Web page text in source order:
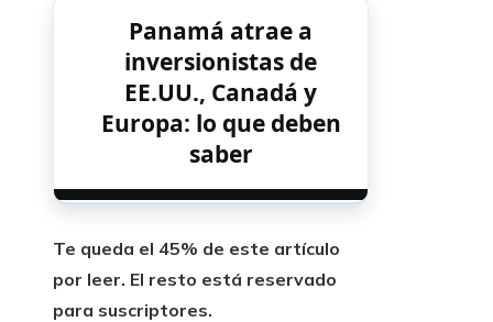
Panamá atrae a
inversionistas de
EE.UU., Canadá y
Europa: lo que deben
saber
Te queda el 45% de este artículo
por leer. El resto está reservado
para suscriptores.